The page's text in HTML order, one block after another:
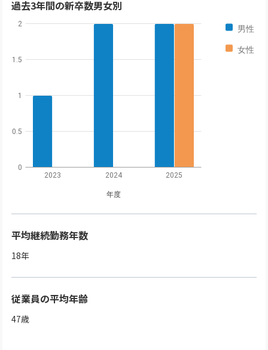
過去3年間の新卒数男女別
男性
女性
2023 2024 2025
年度
0
0.5
1
1.5
2
平均継続勤務年数
18年
従業員の平均年齢
47歳